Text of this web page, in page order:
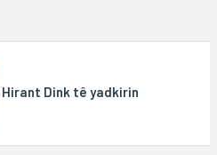
Hirant Dink tê yadkirin